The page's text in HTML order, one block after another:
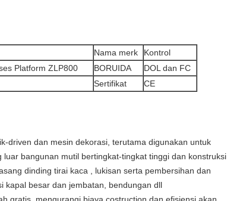
Nama merk
Kontrol
Platform ZLP800 BORUIDA
DOL dan FC
Sertifikat CE
driven dan mesin dekorasi, terutama digunakan untuk
bangunan mutil bertingkat-tingkat tinggi dan konstruksi
dinding tirai kaca , lukisan serta pembersihan dan
kapal besar dan jembatan, bendungan dll